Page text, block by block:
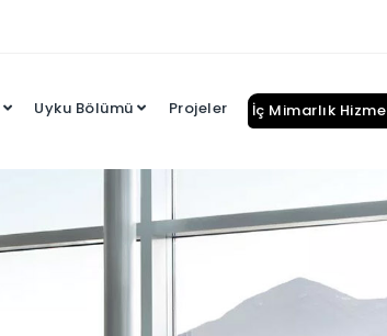
Uyku Bölümü Projeler İç Mimarlık